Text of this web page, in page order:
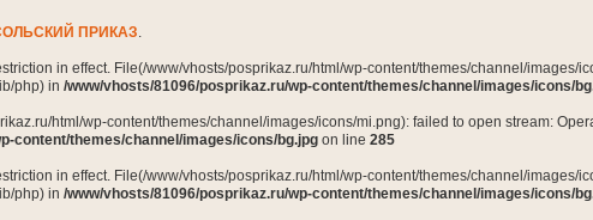
ПРИКАЗ.
in effect. File(/www/vhosts/posprikaz.ru/html/wp-content/themes/channel/images/
php) in /www/vhosts/81096/posprikaz.ru/wp-content/themes/channel/images/icons/
html/wp-content/themes/channel/images/icons/mi.png): failed to open stream:
content/themes/channel/images/icons/bg.jpg on line 285
in effect. File(/www/vhosts/posprikaz.ru/html/wp-content/themes/channel/images/
php) in /www/vhosts/81096/posprikaz.ru/wp-content/themes/channel/images/icons/